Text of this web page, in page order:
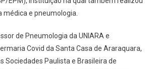
médica e pneumologia.
de Pneumologia da UNIARA e
Covid da Santa Casa de Araraquara,
Sociedades Paulista e Brasileira de